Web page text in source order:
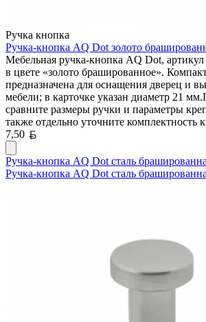
Ручка кнопка
Ручка-кнопка AQ Dot золото
Мебельная ручка-кнопка AQ Dot,
в цвете «золото брашированное».
предназначена для оснащения дверец и
мебели; в карточке указан диаметр 21
сравните размеры ручки и параметры
также отдельно уточните комплектность
7,50
Ручка-кнопка AQ Dot сталь
Ручка-кнопка AQ Dot сталь